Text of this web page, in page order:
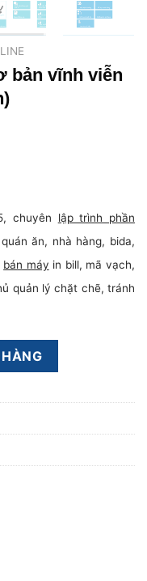
bản vĩnh viễn
chuyên lập trình phần
ăn, nhà hàng, bida,
bán máy in bill, mã vạch,
quản lý chặt chẽ, tránh
(Bán hàng in bill tính